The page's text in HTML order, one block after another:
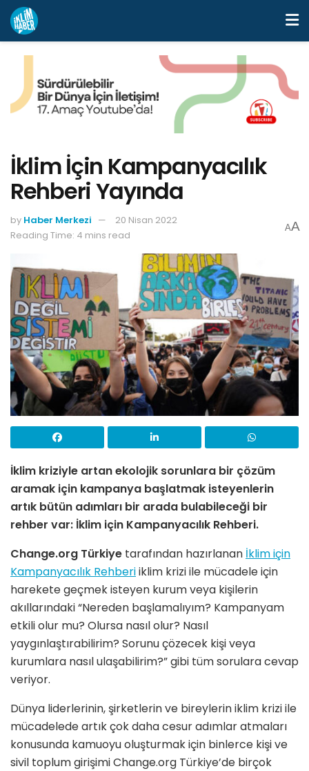
İklim İçin Kampanyacılık
Rehberi Yayında
by Haber Merkezi
20 Nisan 2022
Reading Time: 4 mins read
AA
İklim kriziyle artan ekolojik sorunlara bir çözüm
aramak için kampanya başlatmak isteyenlerin
artık bütün adımları bir arada bulabileceği bir
rehber var: İklim için Kampanyacılık Rehberi.
Change.org Türkiye tarafından hazırlanan İklim için
Kampanyacılık Rehberiiklim krizi ile mücadele için
harekete geçmek isteyen kurum veya kişilerin
akıllarındaki “Nereden başlamalıyım? Kampanyam
etkili olur mu? Olursa nasıl olur? Nasıl
yaygınlaştırabilirim? Sorunu çözecek kişi veya
kurumlara nasıl ulaşabilirim?” gibi tüm sorulara cevap
veriyor.
Dünya liderlerinin, şirketlerin ve bireylerin iklim krizi ile
mücadelede artık çok daha cesur adımlar atmaları
konusunda kamuoyu oluşturmak için binlerce kişi ve
sivil toplum girişimi Change.org Türkiye’de birçok